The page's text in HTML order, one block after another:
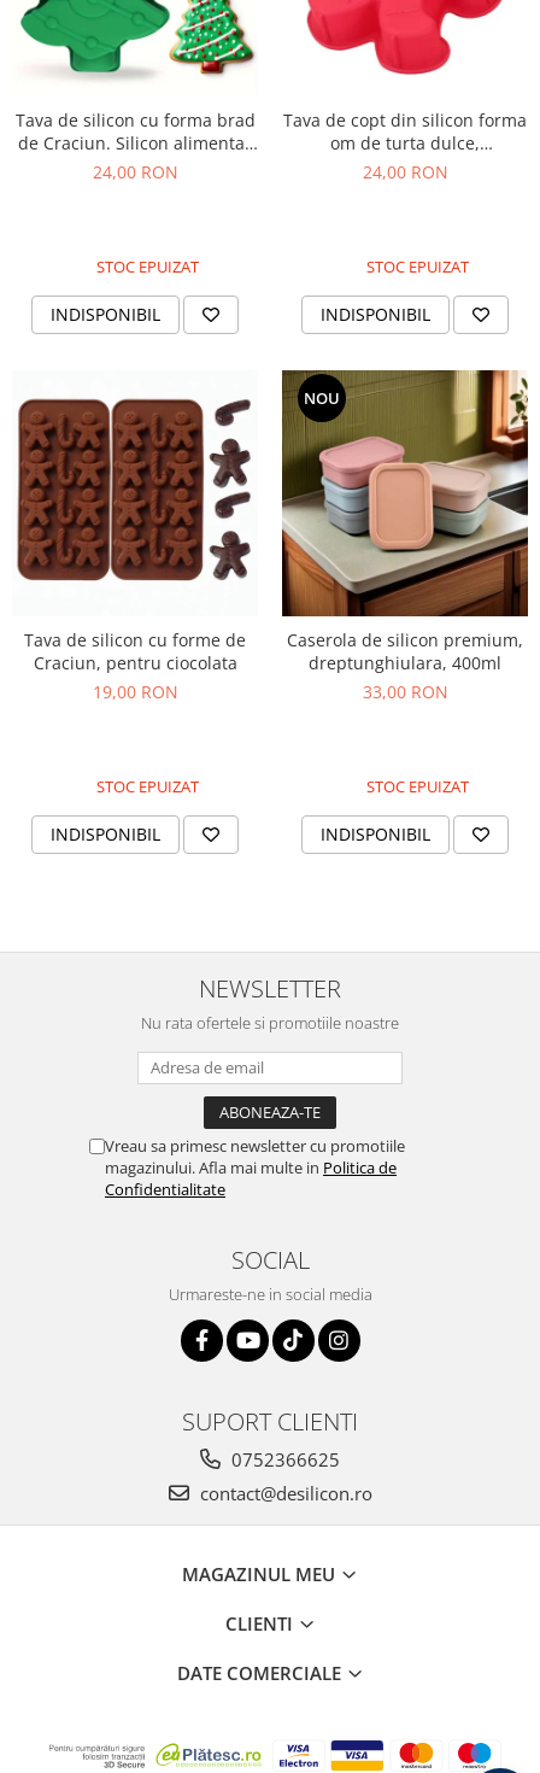
Tava de silicon cu forma brad
de Craciun. Silicon alimentar
rezistent la cuptor
24,00 RON
STOC EPUIZAT
INDISPONIBIL
Tava de copt din silicon forma
om de turta dulce,
reutilizabila, rezistenta la
24,00 RON
STOC EPUIZAT
INDISPONIBIL
Tava de silicon cu forme de
Craciun, pentru ciocolata
19,00 RON
STOC EPUIZAT
INDISPONIBIL
NOU
Caserola de silicon premium,
dreptunghiulara, 400ml
33,00 RON
STOC EPUIZAT
INDISPONIBIL
NEWSLETTER
Nu rata ofertele si promotiile noastre
Vreau sa primesc newsletter cu promotiile
magazinului. Afla mai multe in Politica de
Confidentialitate
SOCIAL
Urmareste-ne in social media
SUPORT CLIENTI
0752366625
contact@desilicon.ro
MAGAZINUL MEU
CLIENTI
DATE COMERCIALE